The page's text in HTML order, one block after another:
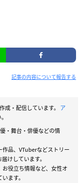
記事の内容について報告する
成・配信しています。 ア
・舞台・俳優などの情
品、VTuberなどストリー
けしています。
役立ち情報など、女性オ
ます。